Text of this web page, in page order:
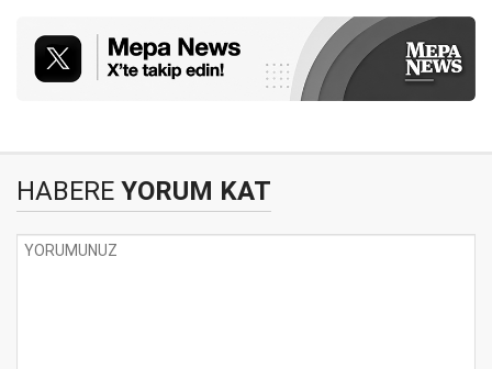
HABERE YORUM KAT